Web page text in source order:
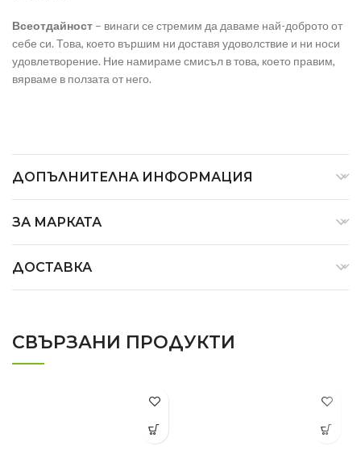
Всеотдайност – винаги се стремим да даваме най-доброто от
себе си. Това, което вършим ни доставя удоволствие и ни носи
удовлетворение. Ние намираме смисъл в това, което правим,
вярваме в ползата от него.
ДОПЪЛНИТЕЛНА ИНФОРМАЦИЯ
ЗА МАРКАТА
ДОСТАВКА
СВЪРЗАНИ ПРОДУКТИ